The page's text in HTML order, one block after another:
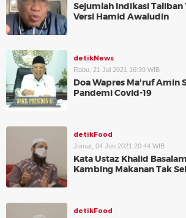
Sejumlah Indikasi Taliban
Versi Hamid Awaludin
detikNews
Rabu, 21 Jul 2021 16:39 WIB
Doa Wapres Ma'ruf Amin
Pandemi Covid-19
detikFood
Jumat, 04 Jun 2021 20:44 WIB
Kata Ustaz Khalid
Kambing Makanan Tak
detikFood